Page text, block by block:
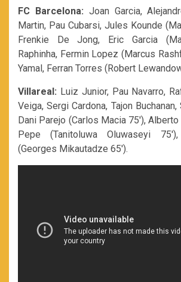
FC Barcelona: Joan Garcia,
Martin, Pau Cubarsi, Jules Kounde
Frenkie De Jong, Eric Garcia
Raphinha, Fermin Lopez (Marcus
Yamal, Ferran Torres (Robert
Villareal: Luiz Junior, Pau Navarro,
Veiga, Sergi Cardona, Tajon
Dani Parejo (Carlos Macia 75′),
Pepe (Tanitoluwa Oluwaseyi
(Georges Mikautadze 65′).